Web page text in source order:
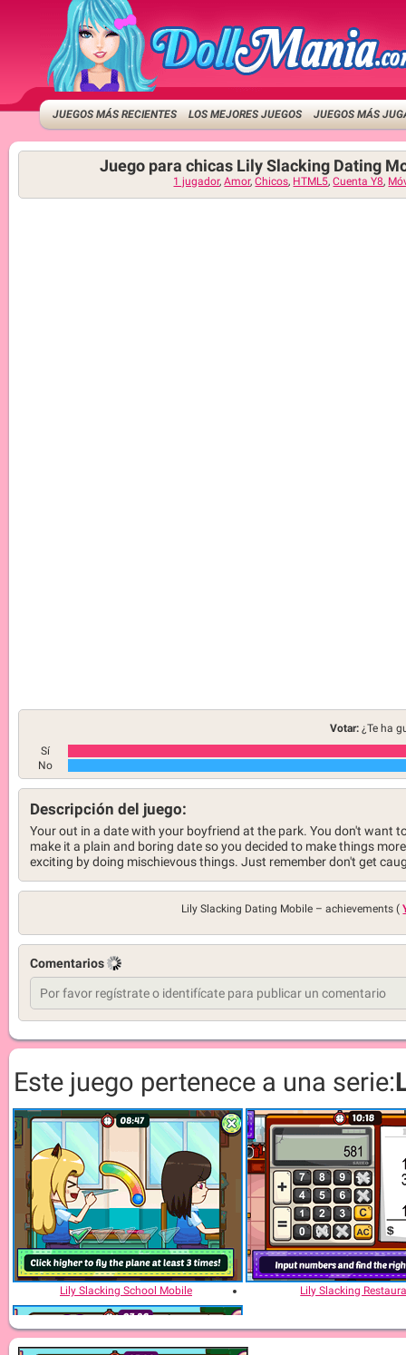
JUEGOS MÁS RECIENTES LOS MEJORES JUEGOS JUEGOS MÁS
Juego para chicas Lily Slacking Dating
1 jugador,Amor,Chicos, HTML5,Cuenta Y8,
Votar: ¿Te ha
Sí
No
Descripción del juego:
Your out in a date with your boyfriend at the park. You don't want
make it a plain and boring date so you decided to make things more
exciting by doing mischievous things. Just remember don't get
Lily Slacking Dating Mobile –achievements (
Comentarios
Este juego pertenece a una serie:
Lily Slacking School Mobile Lily Slacking